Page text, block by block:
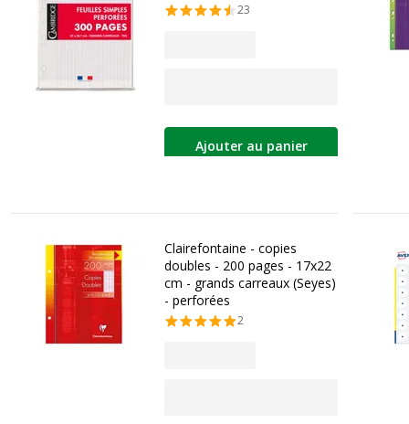
23
Ajouter au panier
Clairefontaine - copies
doubles - 200 pages - 17x22
cm - grands carreaux (Seyes)
- perforées
2